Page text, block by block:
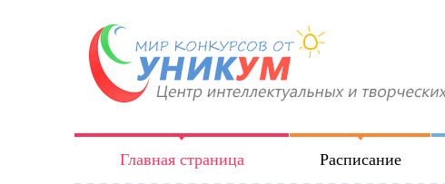
Главная страница Расписание